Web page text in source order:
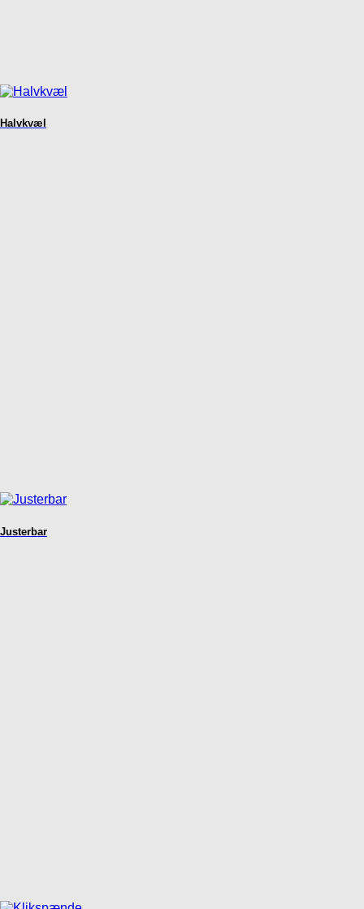
Halvkvæl
Justerbar